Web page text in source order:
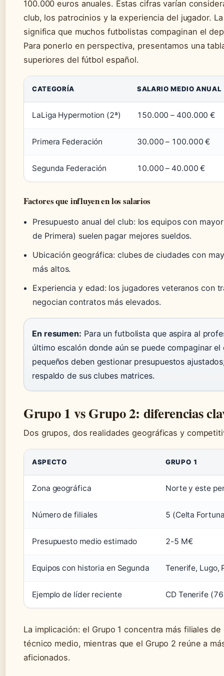
100.000 euros anuales. Estas cifras varían
club, los patrocinios y la experiencia del jugador.
significa que muchos futbolistas compaginan el
Para ponerlo en perspectiva, presentamos una
superiores del fútbol español.
CATEGORÍA SALARIO MEDIO ANUAL
LaLiga Hypermotion (2ª) 150.000 – 400.000 €
Primera Federación 30.000 – 100.000 €
Segunda Federación 10.000 – 40.000 €
Factores que influyen en los salarios
Presupuesto anual del club: los equipos con
de Primera) suelen pagar mejores sueldos.
Ubicación geográfica: clubes de ciudades con
más altos.
Experiencia y edad: los jugadores veteranos con
negocian contratos más elevados.
En resumen: Para un futbolista que aspira al
último escalón donde aún se puede compaginar
pequeños deben gestionar presupuestos
respaldo de sus clubes matrices.
Grupo 1 vs Grupo 2: diferencias
Dos grupos, dos realidades geográficas y
ASPECTO GRUPO 1
Zona geográfica Norte y este
Número de filiales 5 (Celta
Presupuesto medio estimado 2-5 M€
Equipos con historia en Segunda Tenerife, Lugo,
Ejemplo de líder reciente CD Tenerife
La implicación: el Grupo 1 concentra más filiales
técnico medio, mientras que el Grupo 2 reúne a
aficionados.